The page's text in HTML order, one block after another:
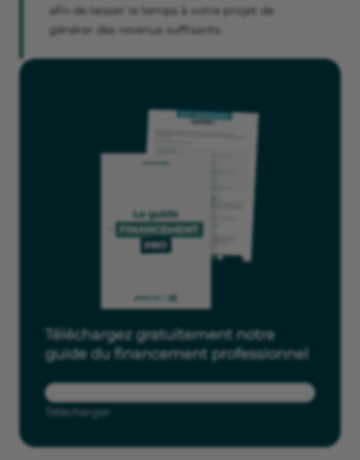
afin de laisser le temps à votre projet de
générer des revenus suffisants.
Téléchargez gratuitement notre
guide du financement professionnel
Télécharger